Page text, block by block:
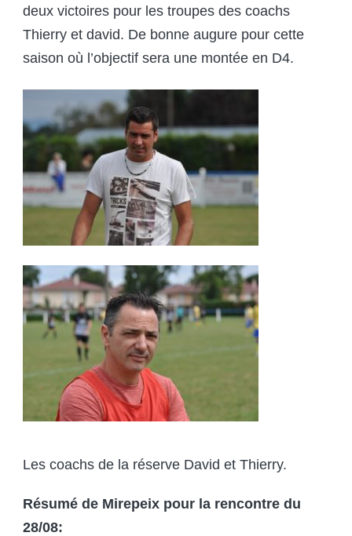
deux victoires pour les troupes des coachs
Thierry et david. De bonne augure pour cette
saison où l’objectif sera une montée en D4.
Les coachs de la réserve David et Thierry.
Résumé de Mirepeix pour la rencontre du
28/08: